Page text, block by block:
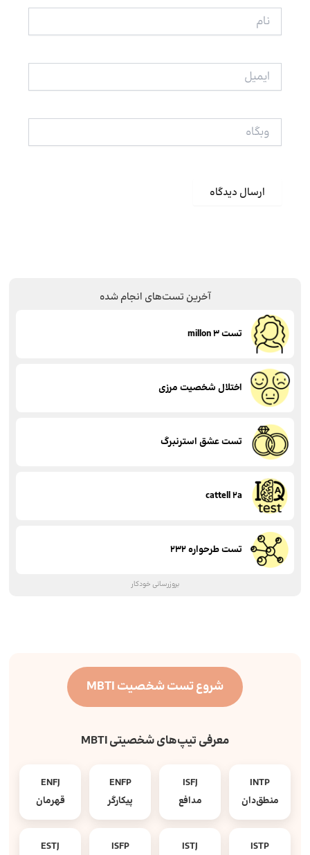
ایمیل
وبگاه
آخرین تست‌های انجام شده
تست millon 3
اختلال شخصیت مرزی
تست عشق استرنبرگ
cattell 2a
تست طرحواره 232
بروزرسانی خودکار
شروع تست شخصیت MBTI
معرفی تیپ‌های شخصیتی MBTI
INTP
منطق‌دان
ISFJ
مدافع
ENFP
پیکارگر
ENFJ
قهرمان
ISTP
ISTJ
ISFP
ESTJ